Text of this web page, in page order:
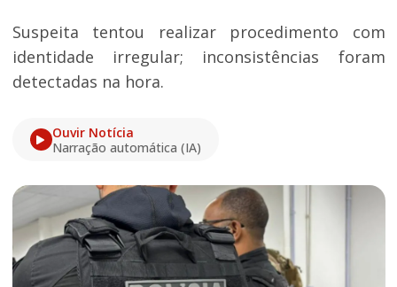
Suspeita tentou realizar procedimento com
identidade irregular; inconsistências foram
detectadas na hora.
Ouvir Notícia
Narração automática (IA)